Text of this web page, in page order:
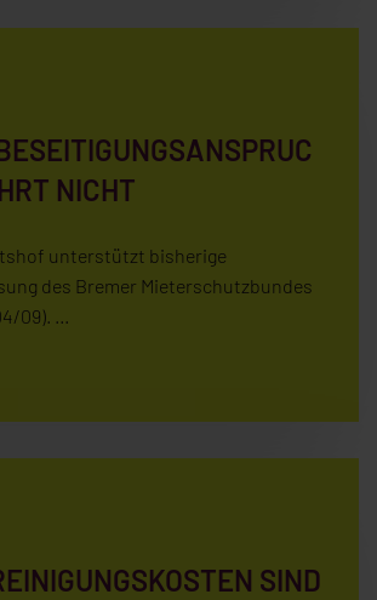
NICHT
unterstützt bisherige
des Bremer Mieterschutzbundes
09). …
SIND